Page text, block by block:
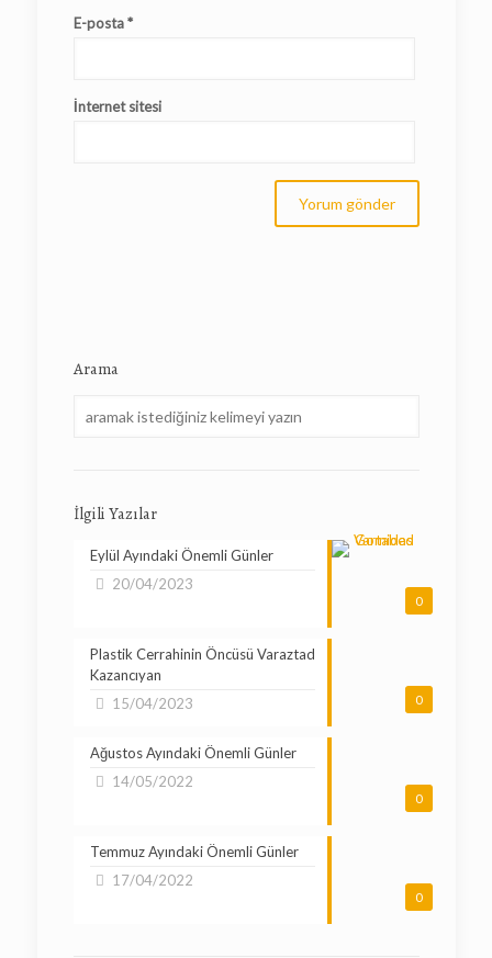
E-posta*
İnternet sitesi
Arama
İlgili Yazılar
0
Eylül Ayındaki Önemli Günler
20/04/2023
0
Plastik Cerrahinin Öncüsü Varaztad
Kazancıyan
15/04/2023
0
Ağustos Ayındaki Önemli Günler
14/05/2022
0
Temmuz Ayındaki Önemli Günler
17/04/2022